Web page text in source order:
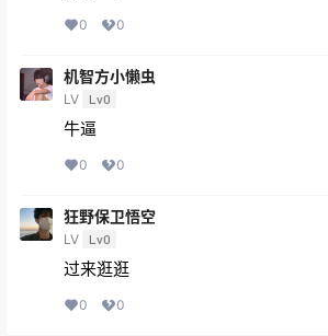
0 0
机智方小懒虫
LV Lv0
牛逼
0 0
狂野保卫悟空
LV Lv0
过来逛逛
0 0